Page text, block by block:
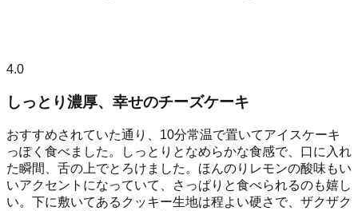
4.0
しっとり濃厚、幸せのチーズケーキ
おすすめされていた通り、10分常温で置いてアイスケーキ
っぽく食べました。しっとりとなめらかな食感で、口に入れ
た瞬間、舌の上でとろけました。ほんのりレモンの酸味もい
いアクセントになっていて、さっぱりと食べられるのも嬉し
い。下に敷いてあるクッキー生地は程よい硬さで、ザクザク